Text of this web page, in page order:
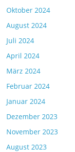
Oktober 2024
August 2024
Juli 2024
April 2024
März 2024
Februar 2024
Januar 2024
Dezember 2023
November 2023
August 2023